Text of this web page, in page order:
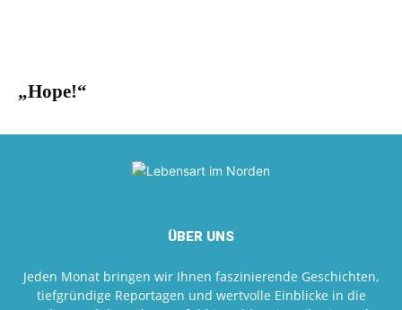
„Hope!“
ÜBER UNS
Jeden Monat bringen wir Ihnen faszinierende Geschichten,
tiefgründige Reportagen und wertvolle Einblicke in die